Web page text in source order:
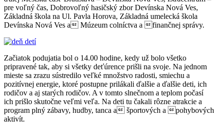
pre voľný čas, Dobrovoľný hasičský zbor Devínska Nová Ves,
Základná škola na Ul. Pavla Horova, Základná umelecká škola
Devínska Nová Ves a Múzeum colníctva a finančnej správy.
Začiatok podujatia bol o 14.00 hodine, kedy už bolo všetko
pripravené tak, aby si všetky deťúrence prišli na svoje. Na jednom
mieste sa zrazu sústredilo veľké množstvo radosti, smiechu a
pozitívnej energie, ktoré postupne prilákali ďalšie a ďalšie deti, ich
rodičov a aj starých rodičov. A v tomto slnečnom a teplom počasí
ich prišlo skutočne veľmi veľa. Na deti tu čakali rôzne atrakcie a
program plný zábavy, hudby, tanca a športových a pohybových
aktivít.